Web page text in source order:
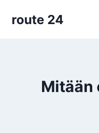
sisältöön
route 24
Mitään